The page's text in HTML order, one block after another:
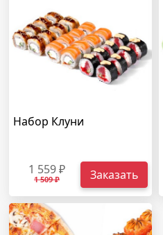
Набор Клуни
1 559 ₽
1 509 ₽ Заказать